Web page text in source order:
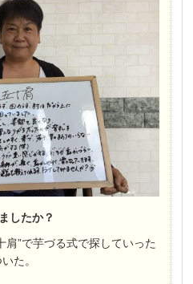
したか？
肩”で芋づる式で探していった
た。